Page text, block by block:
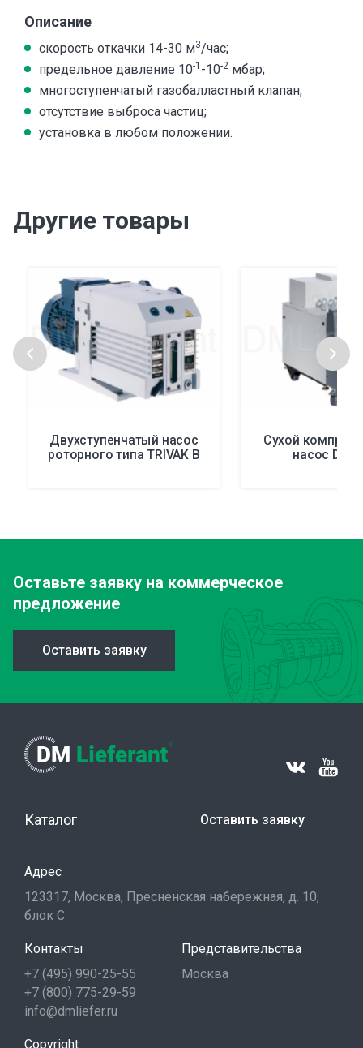
Описание
скорость откачки 14-30 м3/час;
предельное давление 10-1 -10-2 мбар;
многоступенчатый газобалластный клапан;
отсутствие выброса частиц;
установка в любом положении.
Другие товары
Двухступенчатый насос
роторного типа TRIVAK B
Сухой
насос
Оставьте заявку на коммерческое
предложение
Оставить заявку
Каталог Оставить заявку
Адрес
123317, Москва, Пресненская набережная, д. 10,
блок С
Контакты
+7 (495) 990-25-55
+7 (800) 775-29-59
info@dmliefer.ru
Представительства
Москва
Copyright